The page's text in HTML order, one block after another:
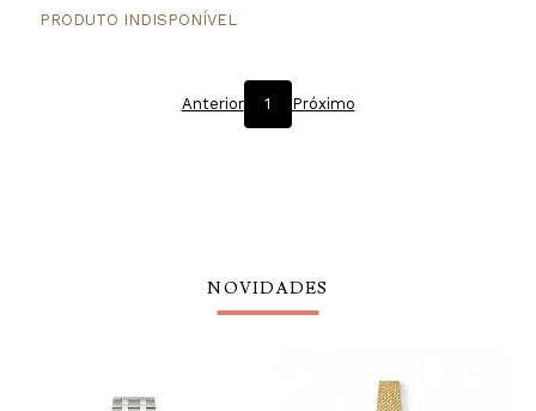
Anterior 1 Próximo
NOVIDADES